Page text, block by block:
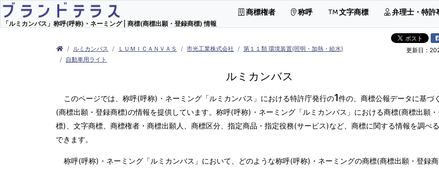
「ルミカンバス」称呼(呼称)・ネーミング | 商標(商標出願・登録商標) 情報
商標権者 称呼 文字商標 弁理士・特許
ルミカンバス ＬＵＭＩＣＡＮＶＡＳ 市光工業株式会社
第１１類 環境装置(照明・加熱・給水)
自動車用ライト
更新日：
ルミカンバス
このページでは、称呼(呼称)・ネーミング「ルミカンバス」における特許庁発行の1件の、商標公報データに基づ
(商標出願・登録商標)の情報を提供しています。称呼(呼称)・ネーミング「ルミカンバス」における商標(商標出願
標)、文字商標、商標権者・商標出願人、商標区分、指定商品・指定役務(サービス)など、商標に関する情報を調べ
できます。
称呼(呼称)・ネーミング「ルミカンバス」において、どのような称呼(呼称)・ネーミングの商標(商標出願・登録